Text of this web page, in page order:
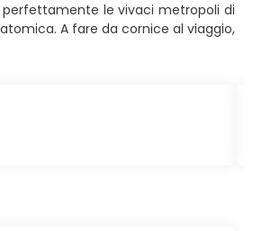
perfettamente le vivaci metropoli di
A fare da cornice al viaggio,